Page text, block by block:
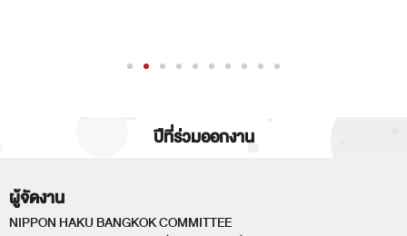
ปีที่ร่วมออกงาน
ผู้จัดงาน
NIPPON HAKU BANGKOK COMMITTEE